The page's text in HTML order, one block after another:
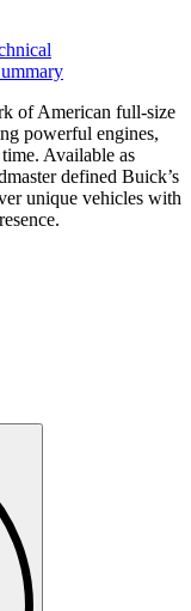
of American full-size
powerful engines,
Available as
defined Buick’s
unique vehicles with